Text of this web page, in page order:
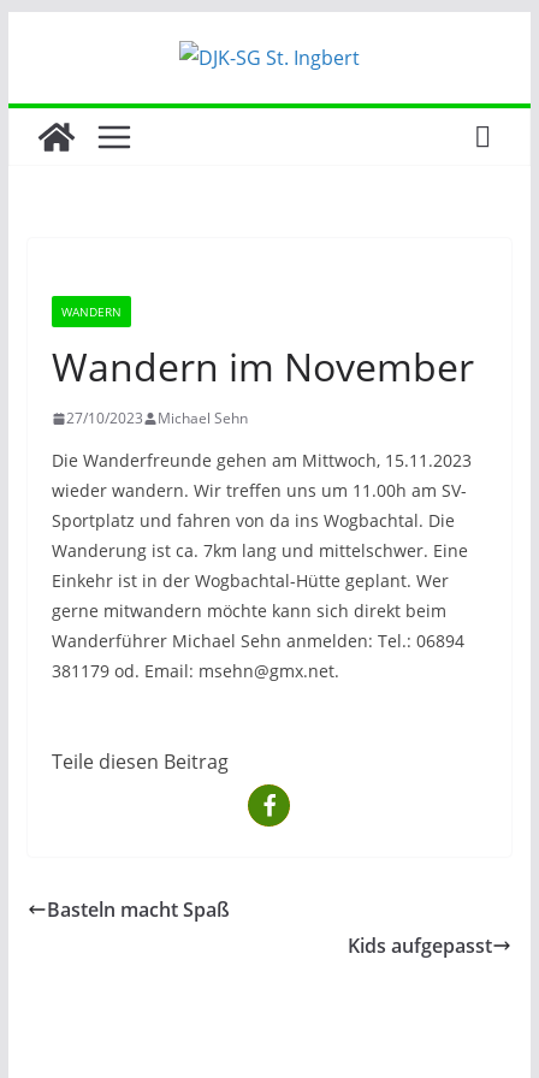
WANDERN
Wandern im November
27/10/2023 Michael Sehn
Die Wanderfreunde gehen am Mittwoch, 15.11.2023
wieder wandern. Wir treffen uns um 11.00h am SV-
Sportplatz und fahren von da ins Wogbachtal. Die
Wanderung ist ca. 7km lang und mittelschwer. Eine
Einkehr ist in der Wogbachtal-Hütte geplant. Wer
gerne mitwandern möchte kann sich direkt beim
Wanderführer Michael Sehn anmelden: Tel.: 06894
381179 od. Email: msehn@gmx.net.
Teile diesen Beitrag
Basteln macht Spaß
Kids aufgepasst